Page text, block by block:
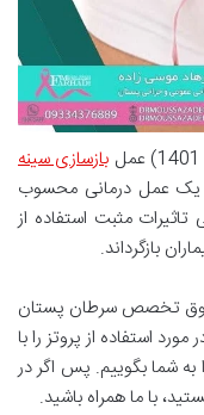
بازسازی سینه
یک عمل درمانی محسوب
مثبت استفاده از
بازگرداند.
فوق تخصص سرطان پستان
می‌خواهیم 5 باور غلط در مورد استفاده از پروتز را با
به شما بگوییم. پس اگر در
با ما همراه باشید.